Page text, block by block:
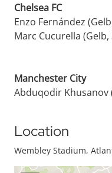
Chelsea FC
Enzo Fernández
Marc Cucurella (Gelb,
Manchester City
Abduqodir Khusanov
Location
Wembley Stadium,